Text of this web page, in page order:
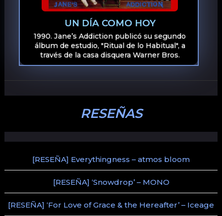
UN DÍA COMO HOY
1990. Jane’s Addiction publicó su segundo
álbum de estudio, "Ritual de lo Habitual", a
través de la casa disquera Warner Bros.
RESEÑAS
[RESEÑA] Everythingness – atmos bloom
[RESEÑA] ‘Snowdrop’ – MONO
[RESEÑA] ‘For Love of Grace & the Hereafter’ – Iceage